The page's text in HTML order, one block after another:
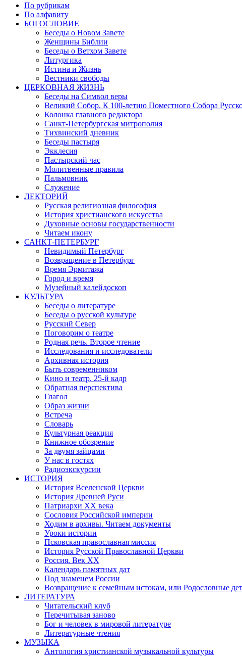
По рубрикам
По алфавиту
БОГОСЛОВИЕ
Беседы о Новом Завете
Женщины Библии
Беседы о Ветхом Завете
Литургика
Истина и Жизнь
Вестники свободы
ЦЕРКОВНАЯ ЖИЗНЬ
Беседы на Символ веры
Великий Собор. К 100-летию Поместного Собора
Колонка главного редактора
Санкт-Петербургская митрополия
Тихвинский дневник
Беседы пастыря
Экклесия
Пастырский час
Молитвенные правила
Пальмовник
Служение
ЛЕКТОРИЙ
Русская религиозная философия
История христианского искусства
Духовные основы государственности
Читаем икону
САНКТ-ПЕТЕРБУРГ
Невидимый Петербург
Возвращение в Петербург
Время Эрмитажа
Город и время
Музейный калейдоскоп
КУЛЬТУРА
Беседы о литературе
Беседы о русской культуре
Русский Север
Поговорим о театре
Родная речь. Второе чтение
Исследования и исследователи
Архивная история
Быть современником
Кино и театр. 25-й кадр
Обратная перспектива
Глагол
Образ жизни
Встреча
Словарь
Культурная реакция
Книжное обозрение
За двумя зайцами
У нас в гостях
Радиоэкскурсии
ИСТОРИЯ
История Вселенской Церкви
История Древней Руси
Патриархи XX века
Сословия Российской империи
Ходим в архивы. Читаем документы
Уроки истории
Псковская православная миссия
История Русской Православной Церкви
Россия. Век ХХ
Календарь памятных дат
Под знаменем России
Возвращение к семейным истокам, или Родословные
ЛИТЕРАТУРА
Читательский клуб
Перечитывая заново
Бог и человек в мировой литературе
Литературные чтения
МУЗЫКА
Антология христианской музыкальной культуры